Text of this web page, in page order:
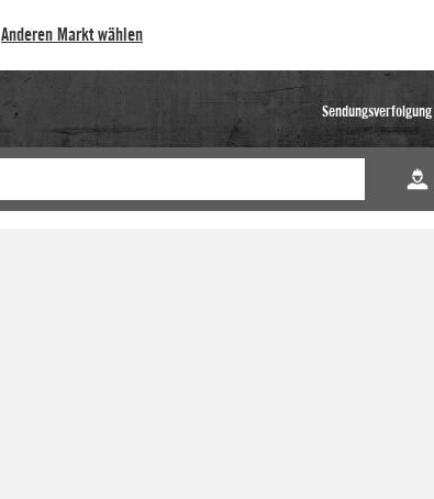
Anderen Markt wählen
Sendungsverfolgung